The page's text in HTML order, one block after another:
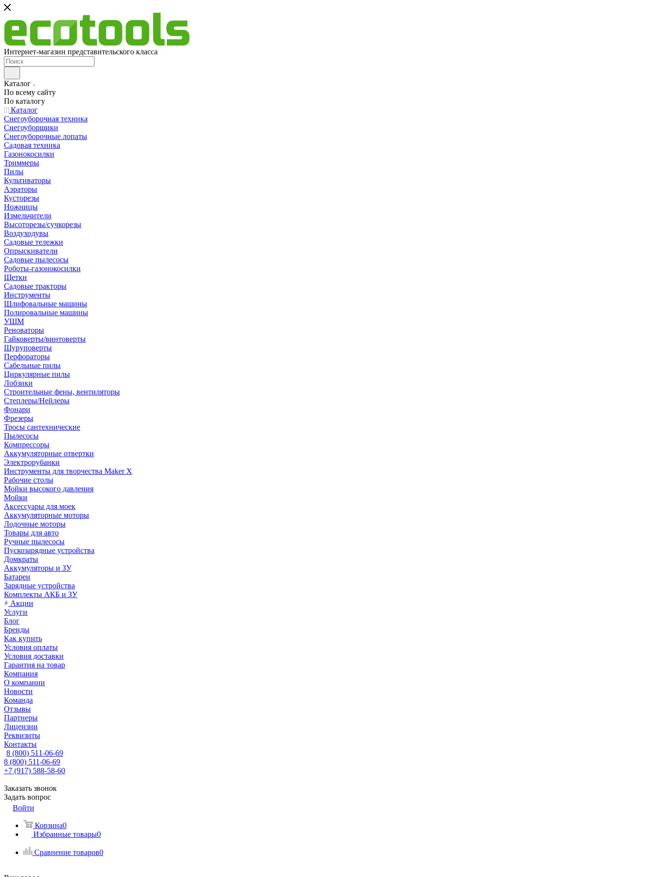
Интернет-магазин представительского класса
Каталог
По всему сайту
По каталогу
Каталог
Снегоуборочная техника
Снегоуборщики
Снегоуборочные лопаты
Садовая техника
Газонокосилки
Триммеры
Пилы
Культиваторы
Аэраторы
Кусторезы
Ножницы
Измельчители
Высоторезы/сучкорезы
Воздуходувы
Садовые тележки
Опрыскиватели
Садовые пылесосы
Роботы-газонокосилки
Щетки
Садовые тракторы
Инструменты
Шлифовальные машины
Полировальные машины
УШМ
Реноваторы
Гайковерты/винтоверты
Шуруповерты
Перфораторы
Сабельные пилы
Циркулярные пилы
Лобзики
Строительные фены, вентиляторы
Степлеры/Нейлеры
Фонари
Фрезеры
Тросы сантехнические
Пылесосы
Компрессоры
Аккумуляторные отвертки
Электрорубанки
Инструменты для творчества Maker X
Рабочие столы
Мойки высокого давления
Мойки
Аксессуары для моек
Аккумуляторные моторы
Лодочные моторы
Товары для авто
Ручные пылесосы
Пускозарядные устройства
Домкраты
Аккумуляторы и ЗУ
Батареи
Зарядные устройства
Комплекты АКБ и ЗУ
Акции
Услуги
Блог
Бренды
Как купить
Условия оплаты
Условия доставки
Гарантия на товар
Компания
О компании
Новости
Команда
Отзывы
Партнеры
Лицензии
Реквизиты
Контакты
8 (800) 511-06-69
8 (800) 511-06-69
+7 (917) 588-58-60
Заказать звонок
Задать вопрос
Войти
Корзина0
Избранные товары0
Сравнение товаров0